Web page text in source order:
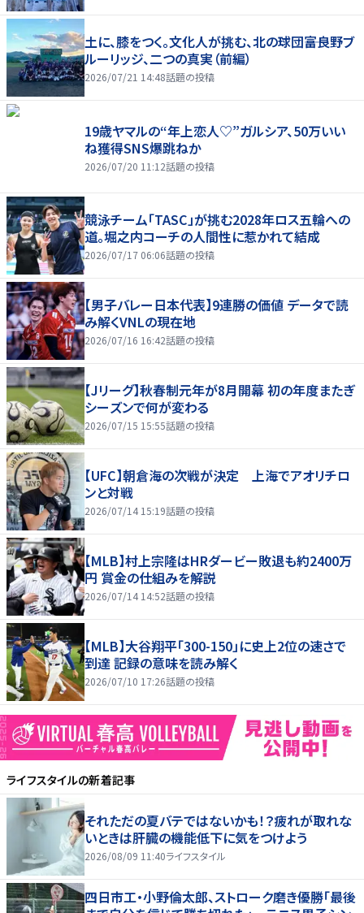
土に、膝をつく。文化人が挑む、北の球団――富良野ブ
ルーリッジ、二つの真実（前編）
2026/07/21 14:48話題の投稿
19歳ヤマルの“年上恋人♡”ガルシア、50万いい
ね獲得SNS爆跳ねか
2026/07/20 11:12話題の投稿
競泳チーム「TASC」が挑む2028年ロス五輪への
道。堀之内コーチの人間性に惹かれて結成
2026/07/17 06:06話題の投稿
【男子バレー日本代表】9連勝の価値 データで読
み解くVNLの現在地
2026/07/16 16:42話題の投稿
【Jリーグ】秋春制元年が8月開幕 初の年度またぎ
シーズンで何が変わる
2026/07/15 15:55話題の投稿
【UFC】朝倉海の次戦が決定 上海でアオリチロ
ンと対戦
2026/07/14 15:19話題の投稿
【MLB】村上宗隆はHRダービー敗退も約2400万
円 賞金の仕組みを解説
2026/07/14 14:52話題の投稿
【MLB】大谷翔平「300-150」に史上2位の速さで
到達 記録の意味を読み解く
2026/07/10 17:26話題の投稿
ライフスタイルの新着記事
それただの夏バテではないかも！？疲れが取れな
いときは肝臓の機能低下に気をつけよう
2026/08/09 11:40ライフスタイル
四日市工・小野倫太郎、ストローク磨き優勝「最後